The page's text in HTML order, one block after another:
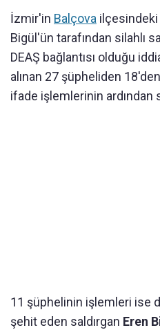
İzmir'in Balçova ilçesindeki
Bigül'ün tarafından silahlı
DEAŞ bağlantısı olduğu
alınan 27 şüpheliden
ifade işlemlerinin ardından
11 şüphelinin işlemleri ise
şehit eden saldırgan Eren